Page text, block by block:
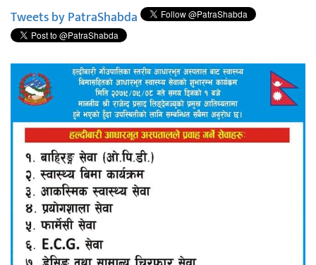
Tweets by PatraShabda